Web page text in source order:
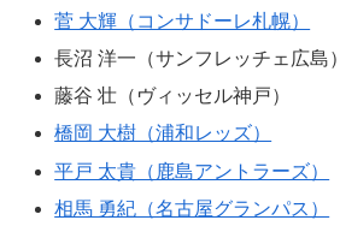
菅 大輝（コンサドーレ札幌）
長沼 洋一（サンフレッチェ広島）
藤谷 壮（ヴィッセル神戸）
橋岡 大樹（浦和レッズ）
平戸 太貴（鹿島アントラーズ）
相馬 勇紀（名古屋グランパス）